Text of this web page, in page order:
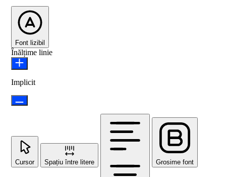
Font lizibil
Înălțime linie
Implicit
Cursor Spațiu între litere Grosime font